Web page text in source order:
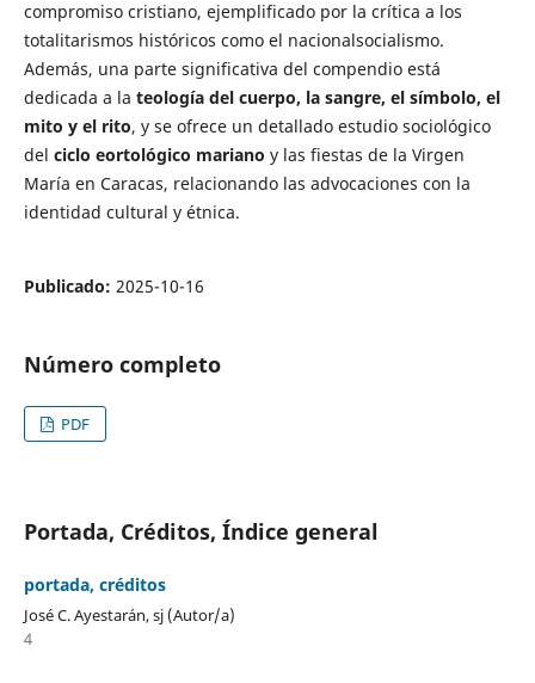
compromiso cristiano, ejemplificado por la crítica a los
totalitarismos históricos como el nacionalsocialismo.
Además, una parte significativa del compendio está
dedicada a la teología del cuerpo, la sangre, el símbolo, el
mito y el rito, y se ofrece un detallado estudio sociológico
del ciclo eortológico mariano y las fiestas de la Virgen
María en Caracas, relacionando las advocaciones con la
identidad cultural y étnica.
Publicado: 2025-10-16
Número completo
PDF
Portada, Créditos, Índice general
portada, créditos
José C. Ayestarán, sj (Autor/a)
4